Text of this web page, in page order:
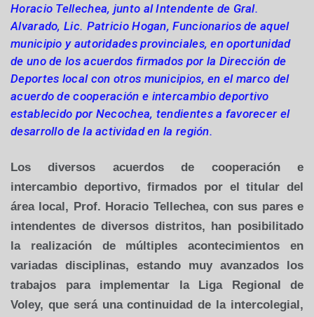
Horacio Tellechea, junto al Intendente de Gral.
Alvarado, Lic. Patricio Hogan, Funcionarios de aquel
municipio y autoridades provinciales, en oportunidad
de uno de los acuerdos firmados por la Dirección de
Deportes local con otros municipios, en el marco del
acuerdo de cooperación e intercambio deportivo
establecido por Necochea, tendientes a favorecer el
desarrollo de la actividad en la región.
Los diversos acuerdos de cooperación e
intercambio deportivo, firmados por el titular del
área local, Prof. Horacio Tellechea, con sus pares e
intendentes de diversos distritos, han posibilitado
la realización de múltiples acontecimientos en
variadas disciplinas, estando muy avanzados los
trabajos para implementar la Liga Regional de
Voley, que será una continuidad de la intercolegial,